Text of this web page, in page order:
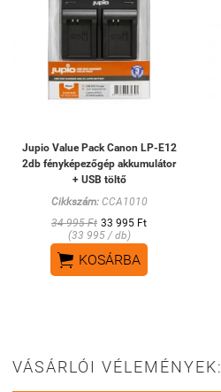
Jupio Value Pack Canon LP-E12
2db fényképezőgép akkumulátor
+ USB töltő
Cikkszám:CCA1010
34 995 Ft 33 995 Ft
(33 995 / db)
 KOSÁRBA
VÁSÁRLÓI VÉLEMÉNYEK: